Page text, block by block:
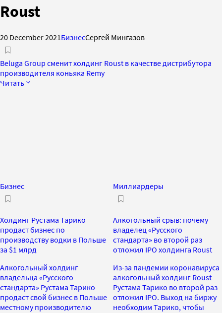
Roust
20 December 2021 БизнесСергей Мингазов
Beluga Group cменит холдинг Roust в качестве дистрибутора
производителя коньяка Remy
Читать
Бизнес
Холдинг Рустама Тарико
продаст бизнес по
производству водки в Польше
за $1 млрд
Алкогольный холдинг
владельца «Русского
стандарта» Рустама Тарико
продаст свой бизнес в Польше
местному производителю
Миллиардеры
Алкогольный срыв: почему
владелец «Русского
стандарта» во второй раз
отложил IPO холдинга Roust
Из-за пандемии коронавируса
алкогольный холдинг Roust
Рустама Тарико во второй раз
отложил IPO. Выход на биржу
необходим Тарико, чтобы